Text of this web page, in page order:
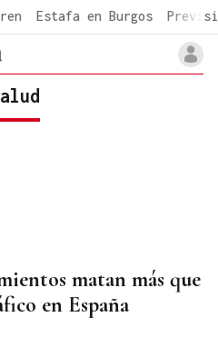
Estafa en Burgos
matan más que
en España